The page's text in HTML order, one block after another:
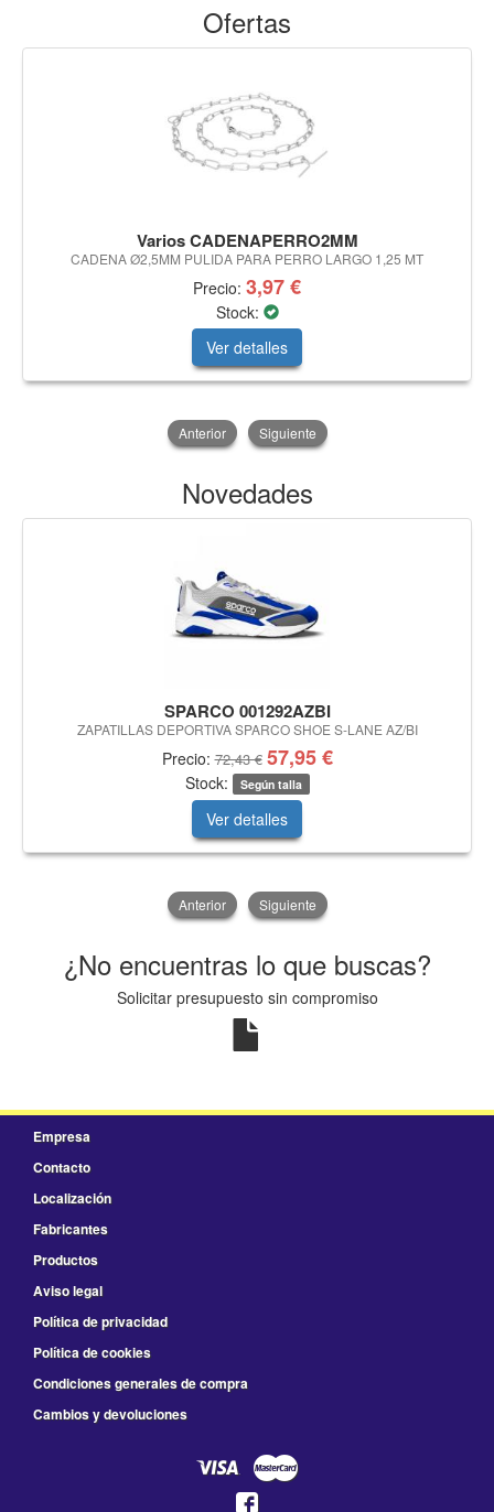
Ofertas
Varios CADENAPERRO2MM
CADENA Ø2,5MM PULIDA PARA PERRO LARGO 1,25 MT
Precio: 3,97 €
Stock:
Ver detalles
Anterior Siguiente
Novedades
SPARCO 001292AZBI
ZAPATILLAS DEPORTIVA SPARCO SHOE S-LANE AZ/BI
Precio:72,43 € 57,95 €
Stock: Según talla
Ver detalles
Anterior Siguiente
¿No encuentras lo que buscas?
Solicitar presupuesto sin compromiso
Empresa
Contacto
Localización
Fabricantes
Productos
Aviso legal
Política de privacidad
Política de cookies
Condiciones generales de compra
Cambios y devoluciones